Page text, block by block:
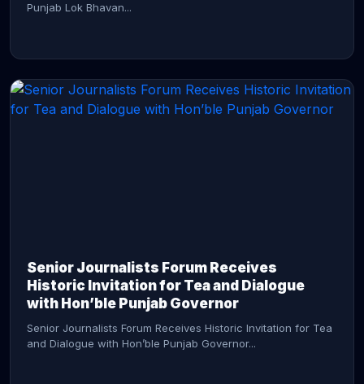
Punjab Lok Bhavan...
Senior Journalists Forum Receives
Historic Invitation for Tea and Dialogue
with Hon’ble Punjab Governor
Senior Journalists Forum Receives Historic Invitation for Tea
and Dialogue with Hon’ble Punjab Governor...